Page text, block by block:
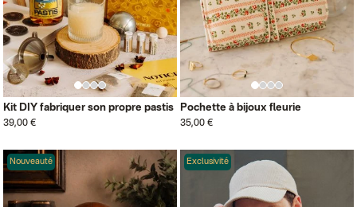
Kit DIY fabriquer son propre pastis
39,00 €
Pochette à bijoux fleurie
35,00 €
Nouveauté Exclusivité